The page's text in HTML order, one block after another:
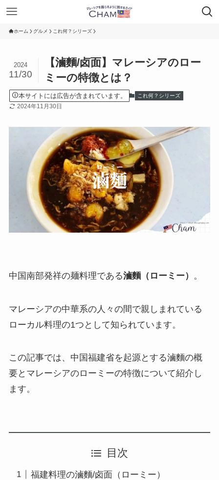
ホーム グルメ これ何？シリーズ
【滷麵/卤面】マレーシアのロー
ミーの特徴とは？
2024
11/30
本サイトには広告が含まれています。 これ何？シリーズ
2024年11月30日
中国南部発祥の麺料理である滷麵（ローミー） 。
マレーシアの中華系の人々の間で親しまれている
ローカル料理の1つとして知られています。
この記事では、中国福建省を起源とする滷麵の概
要と マレーシアのローミーの特徴について紹介し
ます。
目次
福建料理の滷麵/卤面（ローミー）